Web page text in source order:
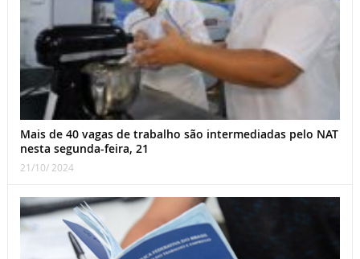
Mais de 40 vagas de trabalho são intermediadas pelo NAT
nesta segunda-feira, 21
21/10/ 2024